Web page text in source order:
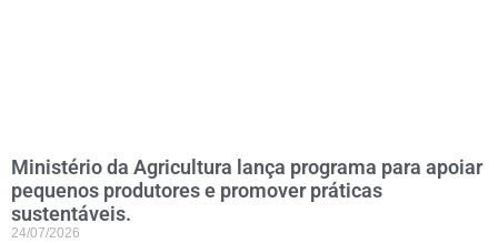
Ministério da Agricultura lança programa para apoiar
pequenos produtores e promover práticas
sustentáveis.
24/07/2026